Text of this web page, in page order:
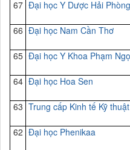
67 Đại học Y Dược Hải Phòng
66 Đại học Nam Cần Thơ
65 Đại học Y Khoa Phạm
64 Đại học Hoa Sen
63 Trung cấp Kinh tế Kỹ
62 Đại học Phenikaa